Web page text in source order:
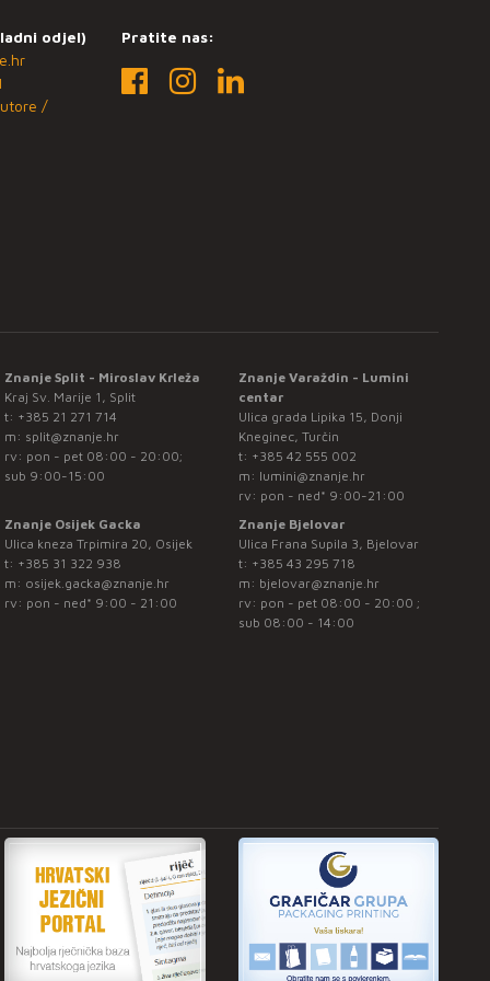
odjel)
/
Pratite nas:
Znanje Split - Miroslav Krleža
Kraj Sv. Marije 1, Split
t: +385 21 271 714
m: split@znanje.hr
rv: pon - pet 08:00 - 20:00;
sub 9:00-15:00
Znanje Varaždin - Lumini
centar
Ulica grada Lipika 15, Donji
Kneginec, Turčin
t: +385 42 555 002
m: lumini@znanje.hr
rv: pon - ned* 9:00-21:00
Znanje Osijek Gacka
Ulica kneza Trpimira 20, Osijek
t: +385 31 322 938
m: osijek.gacka@znanje.hr
rv: pon - ned* 9:00 - 21:00
Znanje Bjelovar
Ulica Frana Supila 3, Bjelovar
t: +385 43 295 718
m: bjelovar@znanje.hr
rv: pon - pet 08:00 - 20:00 ;
sub 08:00 - 14:00